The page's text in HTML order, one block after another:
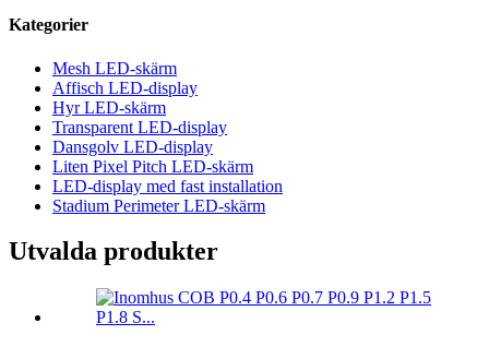
Kategorier
Mesh LED-skärm
Affisch LED-display
Hyr LED-skärm
Transparent LED-display
Dansgolv LED-display
Liten Pixel Pitch LED-skärm
LED-display med fast installation
Stadium Perimeter LED-skärm
Utvalda produkter